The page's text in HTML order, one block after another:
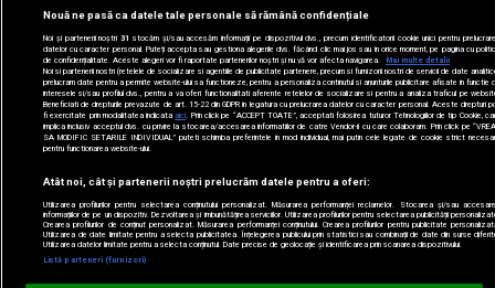
Nouă ne pasă ca datele tale personale să rămână confidențiale
Noi și partenerii noștri31 stocăm și/sau accesăm informații pe dispozitivul dvs., precum identificatorii cookie unici pentru
datelor cu caracter personal. Puteți accepta sau gestiona alegerile dvs. făcând clic mai jos sau în orice moment, pe pagina cu
de confidențialitate. Aceste alegeri vor fi raportate partenerilor noștri și nu vă vor afecta navigarea.
Mai multe detalii
Noi si partenerii nostri (retelele de socializare si agentiile de publicitate partenere, precum si furnizorii nostri de servicii de date
prelucram date pentru a permite website-ului sa functioneze, pentru a personaliza continutul si anunturile publicitare afisate in functie
interesele si/sau profilul dvs., pentru a va oferi functionalitati aferente retelelor de socializare si pentru a analiza traficul pe
Beneficiati de drepturile prevazute de art. 15-22 din GDPR in legatura cu prelucrarea datelor cu caracter personal. Aceste drepturi
fi exercitate prin modalitatea indicataaici. Prin click pe “ACCEPT TOATE”, acceptati folosirea tuturor Tehnologiilor de tip Cookie,
implica inclusiv acceptul dvs. cu privire la stocarea/accesarea informatiilor de catre Vendor-ii cu care colaboram. Prin click pe
SA MODIFIC SETARILE INDIVIDUAL” puteti schimba preferintele in mod individual, mai putin cele legate de cookie strict
pentru functionarea website-ului.
Atât noi, cât și partenerii noștri prelucrăm datele pentru a oferi:
Utilizarea profilurilor pentru selectarea conținutului personalizat. Măsurarea performanței reclamelor. Stocarea și/sau
informațiilor de pe un dispozitiv. Dezvoltarea și îmbunătățirea serviciilor. Utilizarea profilurilor pentru selectarea publicității
Crearea profilurilor de conținut personalizat. Măsurarea performanței conținutului. Crearea profilurilor pentru publicitate
Utilizarea de date limitate pentru a selecta publicitatea. Înțelegerea publicului prin statistici sau combinații de date din surse
Utilizarea datelor limitate pentru a selecta conținutul. Date precise de geolocație și identificarea prin scanarea dispozitivului.
Listă parteneri (furnizori)